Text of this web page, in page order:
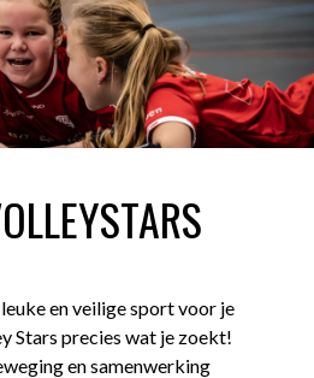
en veilige sport voor je
Stars precies wat je zoekt!
en samenwerking